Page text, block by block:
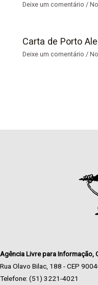
Deixe um comentário /
Carta de Porto
Deixe um comentário /
Agência Livre para Informação,
Rua Olavo Bilac, 188 - CEP
Telefone: (51) 3221-4021